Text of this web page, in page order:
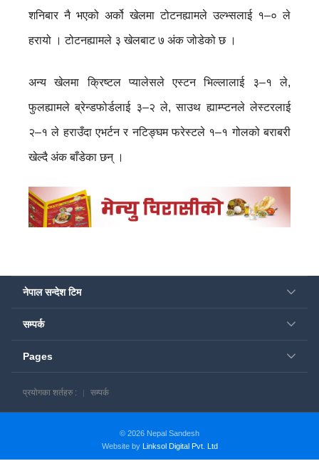
शनिबार नै भएको अर्को खेलमा टोटनह्यामले उल्भ्सलाई १–० ले
हरायो । टोटनह्यामले ३ खेलबाट ७ अंक जोडेको छ ।
अन्य खेलमा क्रिष्टल प्यालेसले एस्टन भिल्लालाई ३–१ ले,
फुलह्यामले ब्रेन्डफोर्डलाई ३–२ ले, साउथ ह्याम्प्टनले लेस्टरलाई
२–१ ले हराउँदा एभर्टन र नटिङ्घम फरेस्टले १–१ गोलको बराबरी
खेल्दै अंक बाँडेका छन् ।
नेपाल सन्देश टिम
सम्पर्क
Pages
प्रयोगका शर्तहरु : सम्पर्क
© 2026 Nepal Sandesh
Website by
Linksol Digital Pvt. Ltd